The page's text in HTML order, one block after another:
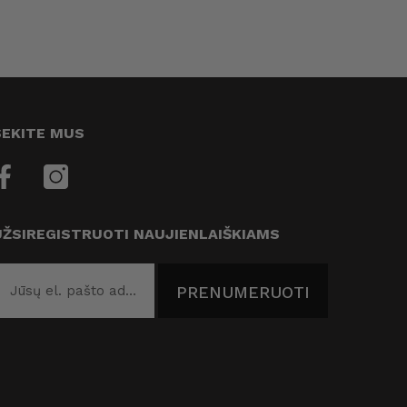
MUS
NAUJIENLAIŠKIAMS
PRENUMERUOTI